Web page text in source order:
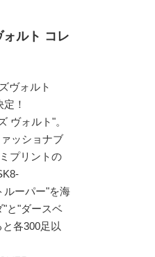
ォルト コレ
ヴォルト
！
ヴォルト"。
ッショナブ
プリントの
ルーパー"を海
"と"ダースベ
各300足以